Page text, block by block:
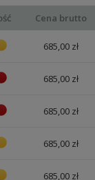
Cena brutto
685,00 zł
685,00 zł
685,00 zł
685,00 zł
685,00 zł